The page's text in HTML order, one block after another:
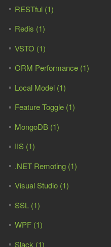
RESTful (1)
Redis (1)
VSTO (1)
ORM Performance (1)
Local Model (1)
Feature Toggle (1)
MongoDB (1)
IIS (1)
.NET Remoting (1)
Visual Studio (1)
SSL (1)
WPF (1)
Slack (1)